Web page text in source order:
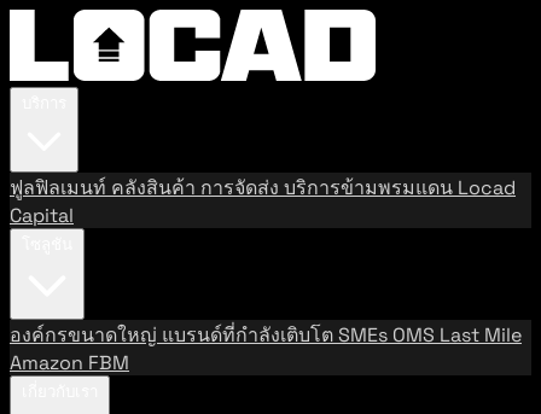
ฟูลฟิลเมนท์ คลังสินค้า การจัดส่ง บริการข้ามพรมแดน Locad
Capital
องค์กรขนาดใหญ่ แบรนด์ที่กำลังเติบโตSMEs OMS Last Mile
Amazon FBM